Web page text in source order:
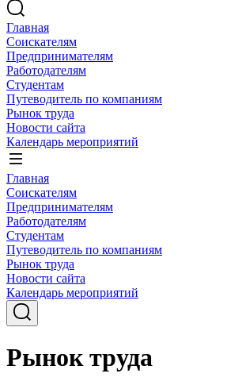
Главная
Соискателям
Предпринимателям
Работодателям
Студентам
Путеводитель по компаниям
Рынок труда
Новости сайта
Календарь мероприятий
Главная
Соискателям
Предпринимателям
Работодателям
Студентам
Путеводитель по компаниям
Рынок труда
Новости сайта
Календарь мероприятий
Рынок труда